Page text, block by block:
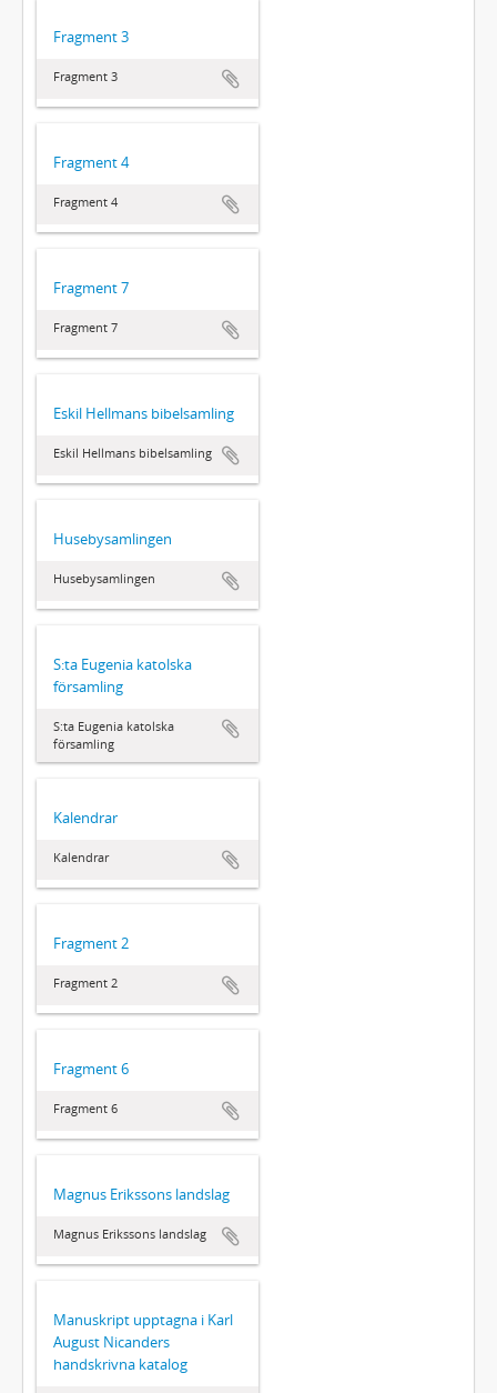
Fragment 3
Fragment 3
Fragment 4
Fragment 4
Fragment 7
Fragment 7
Eskil Hellmans bibelsamling
Eskil Hellmans bibelsamling
Husebysamlingen
Husebysamlingen
S:ta Eugenia katolska
församling
S:ta Eugenia katolska
församling
Kalendrar
Kalendrar
Fragment 2
Fragment 2
Fragment 6
Fragment 6
Magnus Erikssons landslag
Magnus Erikssons landslag
Manuskript upptagna i Karl
August Nicanders
handskrivna katalog